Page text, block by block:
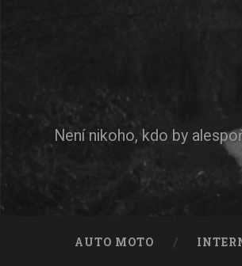
Není nikoho, kdo by
AUTO MOTO